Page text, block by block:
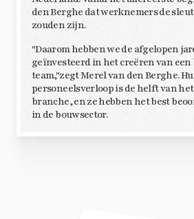
den Berghe dat werknemers de
zouden zijn.
"Daarom hebben we de afgelopen
geïnvesteerd in het creëren van
team,"zegt Merel van den Berghe.
personeelsverloop is de helft van
branche, en ze hebben het best
in de bouwsector.